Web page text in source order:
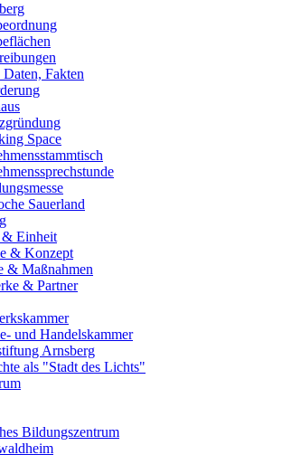
Daten, Fakten
Space
Sauerland
Einheit
& Konzept
& Maßnahmen
& Partner
und Handelskammer
Arnsberg
als "Stadt des Lichts"
Bildungszentrum